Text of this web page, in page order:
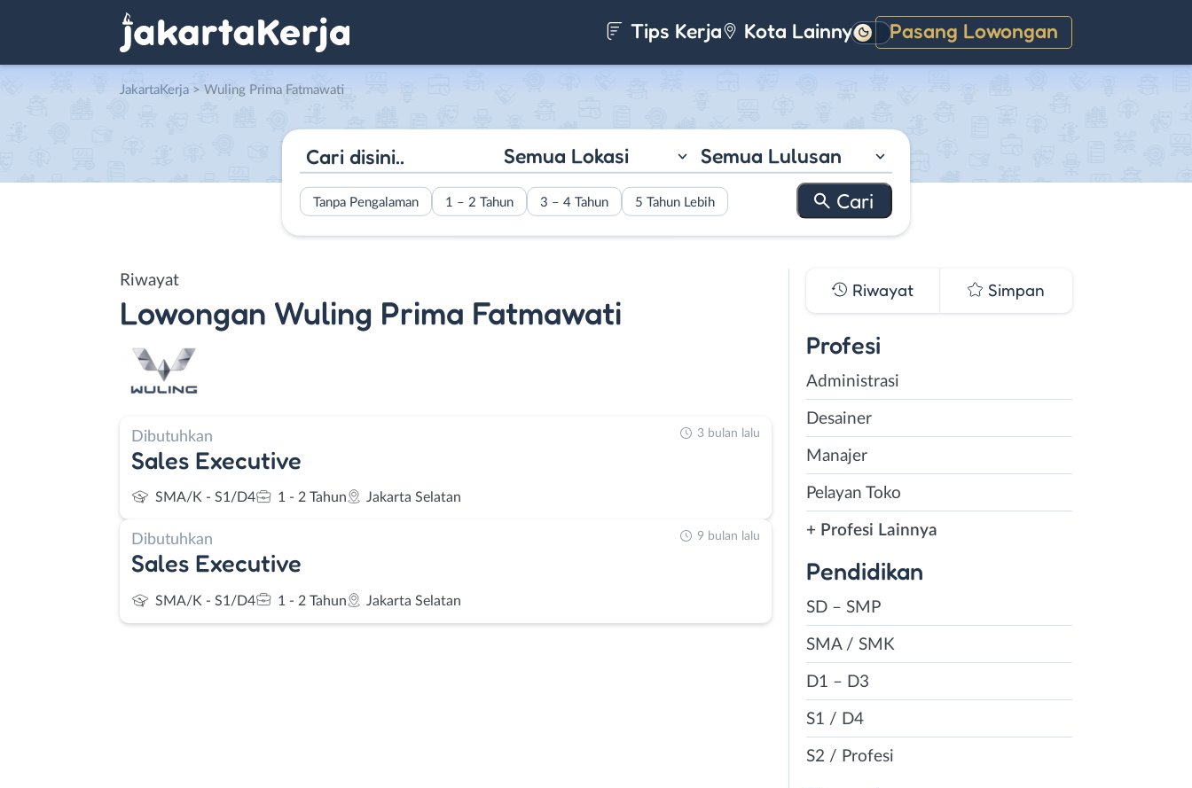
Tips Kerja Kota Lainnya Pasang Lowongan
Gelap
JakartaKerja > Wuling Prima Fatmawati
Semua Lokasi Semua Lulusan
Tanpa Pengalaman 1 – 2 Tahun 3 – 4 Tahun 5 Tahun Lebih
Riwayat
Lowongan Wuling Prima Fatmawati
Dibutuhkan
Sales Executive
SMA/K - S1/D4 1 - 2 Tahun Jakarta Selatan
3 bulan lalu
Dibutuhkan
Sales Executive
SMA/K - S1/D4 1 - 2 Tahun Jakarta Selatan
9 bulan lalu
Riwayat Simpan
Profesi
Administrasi
Desainer
Manajer
Pelayan Toko
+ Profesi Lainnya
Pendidikan
SD – SMP
SMA / SMK
D1 – D3
S1 / D4
S2 / Profesi